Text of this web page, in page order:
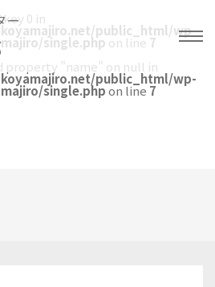
ー 0 in
public_html/wp-
single.php on line 7
property "name" on null in
public_html/wp-
single.phpon line 7